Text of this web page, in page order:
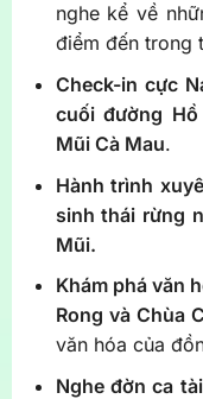
nghe kể về
điểm đến trong
Check-in cực
cuối đường
Mũi Cà Mau.
Hành trình
sinh thái rừng
Mũi.
Khám phá văn
Rong và Chùa
văn hóa của
Nghe đờn ca